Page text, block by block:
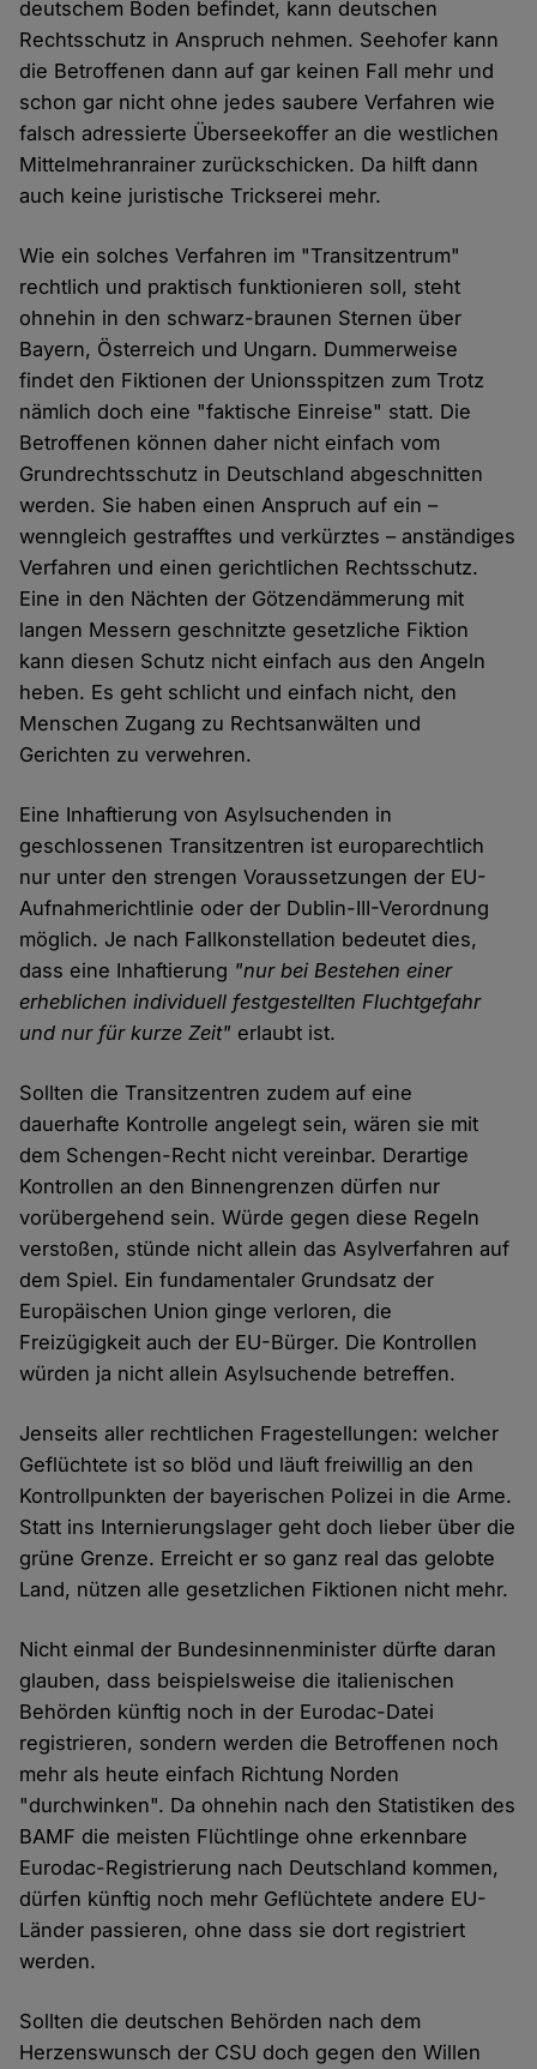
deutschem Boden befindet, kann deutschen
Rechtsschutz in Anspruch nehmen. Seehofer kann
die Betroffenen dann auf gar keinen Fall mehr und
schon gar nicht ohne jedes saubere Verfahren wie
falsch adressierte Überseekoffer an die westlichen
Mittelmehranrainer zurückschicken. Da hilft dann
auch keine juristische Trickserei mehr.
Wie ein solches Verfahren im "Transitzentrum"
rechtlich und praktisch funktionieren soll, steht
ohnehin in den schwarz-braunen Sternen über
Bayern, Österreich und Ungarn. Dummerweise
findet den Fiktionen der Unionsspitzen zum Trotz
nämlich doch eine "faktische Einreise" statt. Die
Betroffenen können daher nicht einfach vom
Grundrechtsschutz in Deutschland abgeschnitten
werden. Sie haben einen Anspruch auf ein –
wenngleich gestrafftes und verkürztes – anständiges
Verfahren und einen gerichtlichen Rechtsschutz.
Eine in den Nächten der Götzendämmerung mit
langen Messern geschnitzte gesetzliche Fiktion
kann diesen Schutz nicht einfach aus den Angeln
heben. Es geht schlicht und einfach nicht, den
Menschen Zugang zu Rechtsanwälten und
Gerichten zu verwehren.
Eine Inhaftierung von Asylsuchenden in
geschlossenen Transitzentren ist europarechtlich
nur unter den strengen Voraussetzungen der EU-
Aufnahmerichtlinie oder der Dublin-III-Verordnung
möglich. Je nach Fallkonstellation bedeutet dies,
dass eine Inhaftierung "nur bei Bestehen einer
erheblichen individuell festgestellten Fluchtgefahr
und nur für kurze Zeit" erlaubt ist.
Sollten die Transitzentren zudem auf eine
dauerhafte Kontrolle angelegt sein, wären sie mit
dem Schengen-Recht nicht vereinbar. Derartige
Kontrollen an den Binnengrenzen dürfen nur
vorübergehend sein. Würde gegen diese Regeln
verstoßen, stünde nicht allein das Asylverfahren auf
dem Spiel. Ein fundamentaler Grundsatz der
Europäischen Union ginge verloren, die
Freizügigkeit auch der EU-Bürger. Die Kontrollen
würden ja nicht allein Asylsuchende betreffen.
Jenseits aller rechtlichen Fragestellungen: welcher
Geflüchtete ist so blöd und läuft freiwillig an den
Kontrollpunkten der bayerischen Polizei in die Arme.
Statt ins Internierungslager geht doch lieber über die
grüne Grenze. Erreicht er so ganz real das gelobte
Land, nützen alle gesetzlichen Fiktionen nicht mehr.
Nicht einmal der Bundesinnenminister dürfte daran
glauben, dass beispielsweise die italienischen
Behörden künftig noch in der Eurodac-Datei
registrieren, sondern werden die Betroffenen noch
mehr als heute einfach Richtung Norden
"durchwinken". Da ohnehin nach den Statistiken des
BAMF die meisten Flüchtlinge ohne erkennbare
Eurodac-Registrierung nach Deutschland kommen,
dürfen künftig noch mehr Geflüchtete andere EU-
Länder passieren, ohne dass sie dort registriert
werden.
Sollten die deutschen Behörden nach dem
Herzenswunsch der CSU doch gegen den Willen